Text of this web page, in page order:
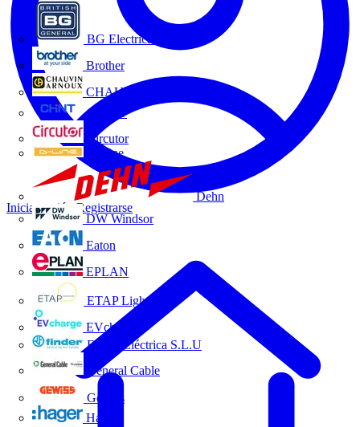
BG Electrical
Brother
CHAUVIN ARNOUX
CHINT
Circutor
D-Line
Dehn
DW Windsor
Eaton
EPLAN
ETAP Lighting
EVcharge
Finder Eléctrica S.L.U
General Cable
Gewiss
Hager
Iniciar sesión Registrarse